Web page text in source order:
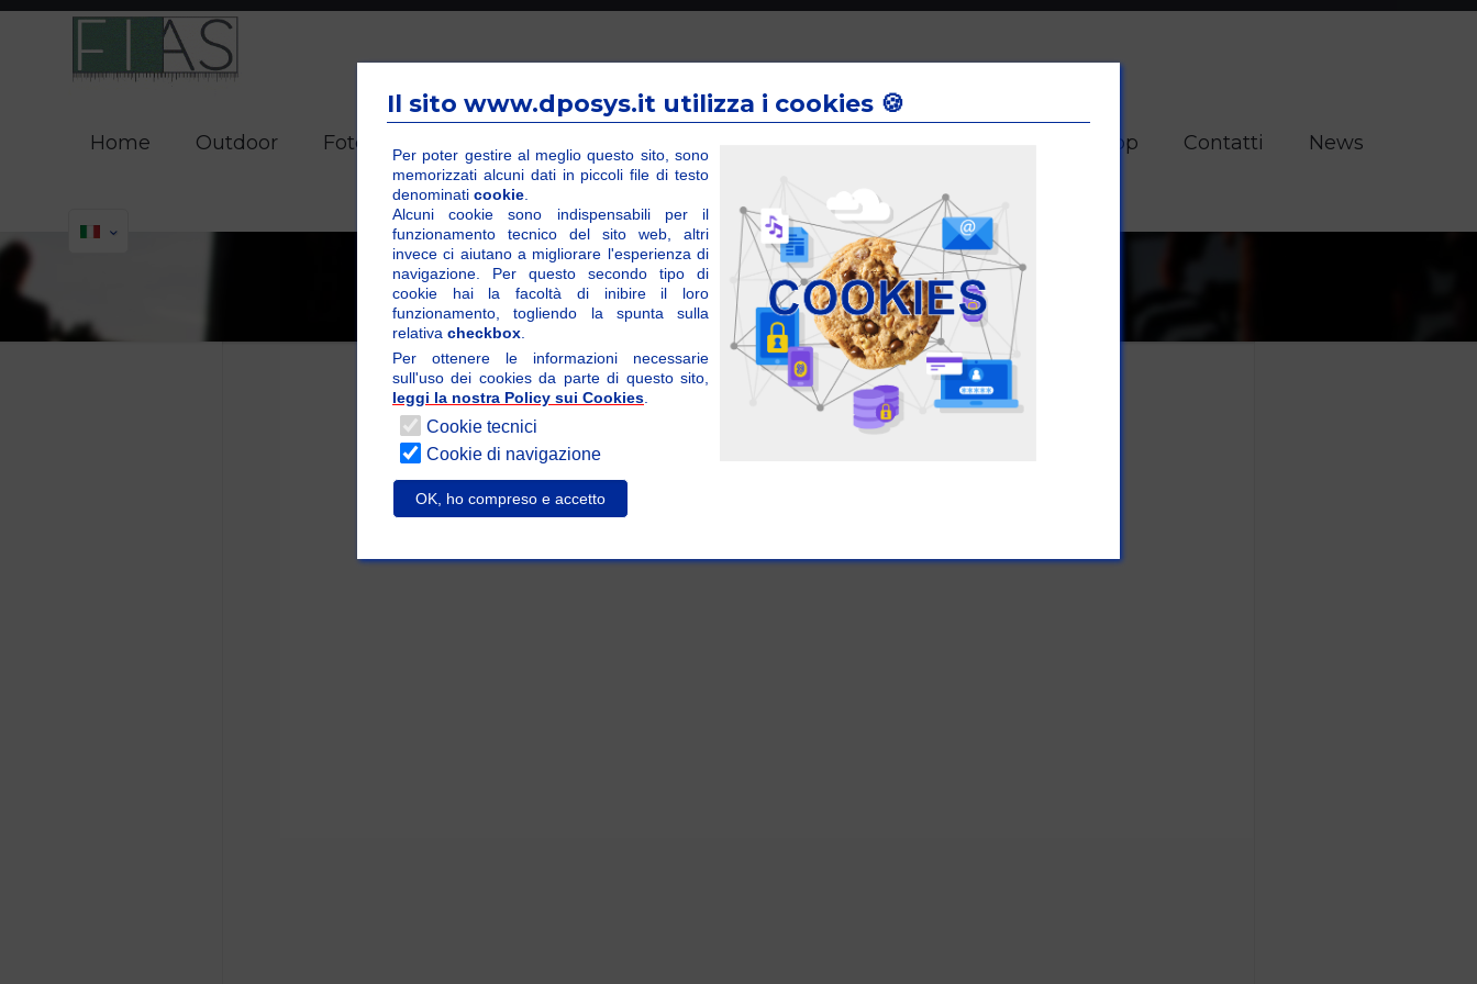
Home Outdoor Foto gallery E-Shop Contatti News
Info e Condizioni
Il sito www.dposys.it utilizza i cookies 🍪
Per poter gestire al meglio questo sito, sono
memorizzati alcuni dati in piccoli file di testo
denominati cookie
Alcuni cookie sono indispensabili per il
funzionamento tecnico del sito web, altri
invece ci aiutano a migliorare l'esperienza di
navigazione. Per questo secondo tipo di
cookie hai la facoltà di inibire il loro
funzionamento, togliendo la spunta sulla
relativa checkbox
Per ottenere le informazioni necessarie
sull'uso dei cookies da parte di questo sito,
leggi la nostra Policy sui Cookies
Cookie tecnici
Cookie di navigazione
OK, ho compreso e accetto